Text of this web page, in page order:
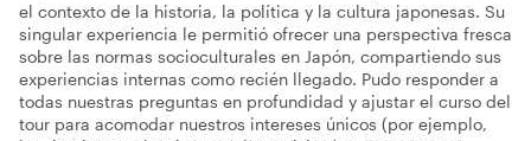
el contexto de la historia, la política y la cultura japonesas. Su
singular experiencia le permitió ofrecer una perspectiva fresca
sobre las normas socioculturales en Japón, compartiendo sus
experiencias internas como recién llegado. Pudo responder a
todas nuestras preguntas en profundidad y ajustar el curso del
tour para acomodar nuestros intereses únicos (por ejemplo,